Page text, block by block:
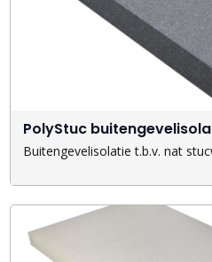
PolyStuc
Buitengevelisolatie t.b.v. nat